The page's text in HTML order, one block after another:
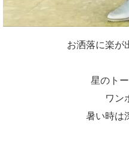
お洒落に楽が
星のト
ワン
暑い時は